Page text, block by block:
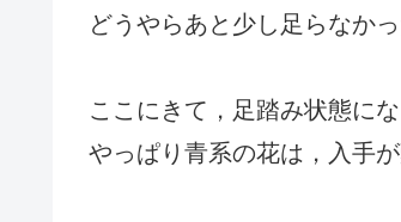
どうやらあと少し足らなか
ここにきて，足踏み状態に
やっぱり青系の花は，入手